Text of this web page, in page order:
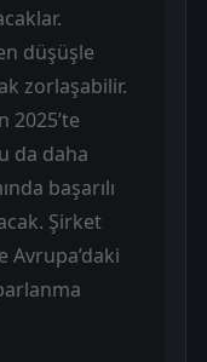
düşüşle
zorlaşabilir.
2025’te
da daha
başarılı
Şirket
Avrupa’daki